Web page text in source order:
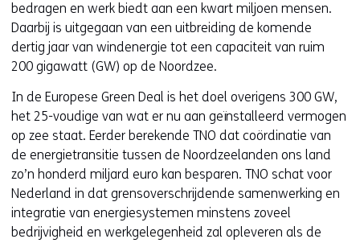
bedragen en werk biedt aan een kwart miljoen mensen.
Daarbij is uitgegaan van een uitbreiding de komende
dertig jaar van windenergie tot een capaciteit van ruim
200 gigawatt (GW) op de Noordzee.
In de Europese Green Deal is het doel overigens 300 GW,
het 25-voudige van wat er nu aan geïnstalleerd vermogen
op zee staat. Eerder berekende TNO dat coördinatie van
de energietransitie tussen de Noordzeelanden ons land
zo’n honderd miljard euro kan besparen. TNO schat voor
Nederland in dat grensoverschrijdende samenwerking en
integratie van energiesystemen minstens zoveel
bedrijvigheid en werkgelegenheid zal opleveren als de